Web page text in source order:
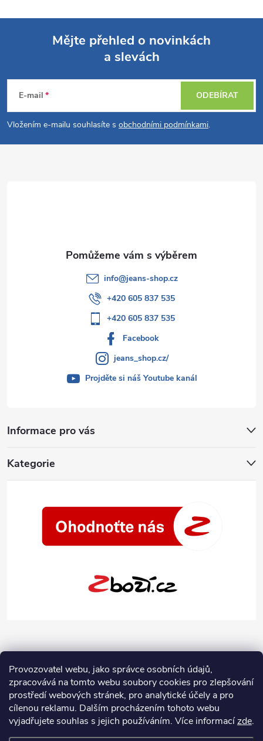
Provozovatel webu, jako správce osobních údajů,
zpracovává na tomto webu soubory cookies pro zlepšování
prostředí webových stránek, pro analytické účely a pro
cílenou reklamu. Dalším procházením tohoto webu
vyjadřujete souhlas s jejich používáním. Více informacízde.
p
a
Mějte přehled o novinkách
a slevách
E-mail
Vložením e-mailu souhlasíte s obchodními podmínkami.
ODEBÍRAT
Informace pro vás
Kategorie
info@jeans-shop.cz
+420 605 837 535
+420 605 837 535
Facebook
jeans_shop.cz/
Projděte si náš Youtube kanál